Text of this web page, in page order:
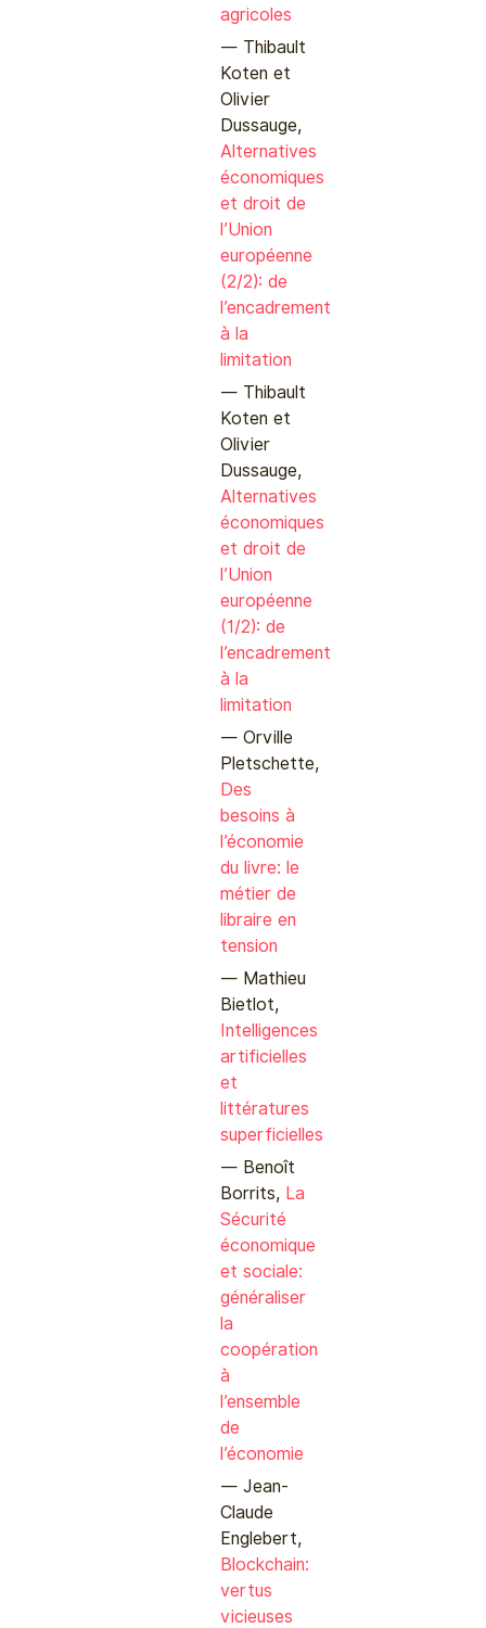
agricoles
Thibault
Koten et
Olivier
Dussauge,
Alternatives
économiques
et droit de
l’Union
européenne
(2/2): de
l’encadrement
à la
limitation
Thibault
Koten et
Olivier
Dussauge,
Alternatives
économiques
et droit de
l’Union
européenne
(1/2): de
l’encadrement
à la
limitation
Orville
Pletschette,
Des
besoins à
l’économie
du livre: le
métier de
libraire en
tension
Mathieu
Bietlot,
Intelligences
artificielles
et
littératures
superficielles
Benoît
Borrits, La
Sécurité
économique
et sociale:
généraliser
la
coopération
à
l’ensemble
de
l’économie
Jean-
Claude
Englebert,
Blockchain:
vertus
vicieuses